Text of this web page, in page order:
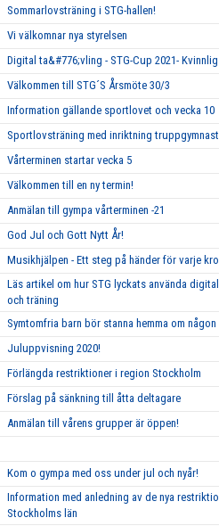
Sommarlovsträning i STG-hallen!
Vi välkomnar nya styrelsen
Digital ta&#776;vling - STG-Cup 2021- Kvinnlig
Välkommen till STG´S Årsmöte 30/3
Information gällande sportlovet och vecka 10
Sportlovsträning med inriktning
Vårterminen startar vecka 5
Välkommen till en ny termin!
Anmälan till gympa vårterminen -21
God Jul och Gott Nytt År!
Musikhjälpen - Ett steg på händer för varje
Läs artikel om hur STG lyckats använda
och träning
Symtomfria barn bör stanna hemma om
Juluppvisning 2020!
Förlängda restriktioner i region Stockholm
Förslag på sänkning till åtta deltagare
Anmälan till vårens grupper är öppen!
Kom o gympa med oss under jul och nyår!
Information med anledning av de nya
Stockholms län